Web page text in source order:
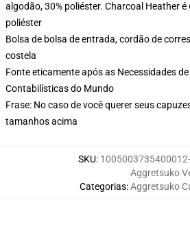
algodão, 30% poliéster. Charcoal Heather é
poliéster
Bolsa de bolsa de entrada, cordão de
costela
Fonte eticamente após as Necessidades
Contabilísticas do Mundo
Frase: No caso de você querer seus
tamanhos acima
SKU: 1005003735400012-
Categorias:
Aggretsuko
Aggretsuko